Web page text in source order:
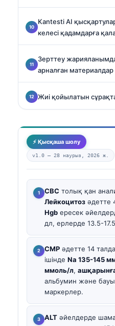
Kantesti AI
келесі қадамдарға
Зерттеу
арналған материалдар
Жиі қойылатын
⚡ Қысқаша шолу
v1.0 — 28 наурыз, 2026 ж.
CBC толық қан
Лейкоцитоз әдетте
Hgb ересек
дл, ерлерде 13.5-
CMP әдетте 14
ішінде Na 135-145
ммоль/л,
альбумин және
маркерлер.
ALT әйелдерде